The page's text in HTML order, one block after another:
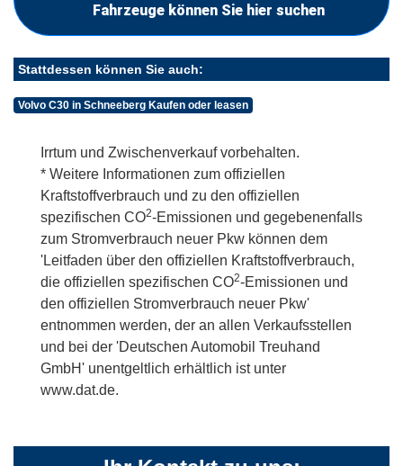
Fahrzeuge können Sie hier suchen
Stattdessen können Sie auch:
Volvo C30 in Schneeberg Kaufen oder leasen
Irrtum und Zwischenverkauf vorbehalten.
* Weitere Informationen zum offiziellen
Kraftstoffverbrauch und zu den offiziellen
spezifischen CO2-Emissionen und gegebenenfalls
zum Stromverbrauch neuer Pkw können dem
'Leitfaden über den offiziellen Kraftstoffverbrauch,
die offiziellen spezifischen CO2-Emissionen und
den offiziellen Stromverbrauch neuer Pkw'
entnommen werden, der an allen Verkaufsstellen
und bei der 'Deutschen Automobil Treuhand
GmbH' unentgeltlich erhältlich ist unter
www.dat.de.